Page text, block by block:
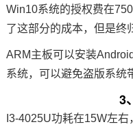
Win10系统的授权费在
了这部分的成本，但是终
ARM主板可以安装
系统，可以避免盗版系统
3
I3-4025U功耗在15W左